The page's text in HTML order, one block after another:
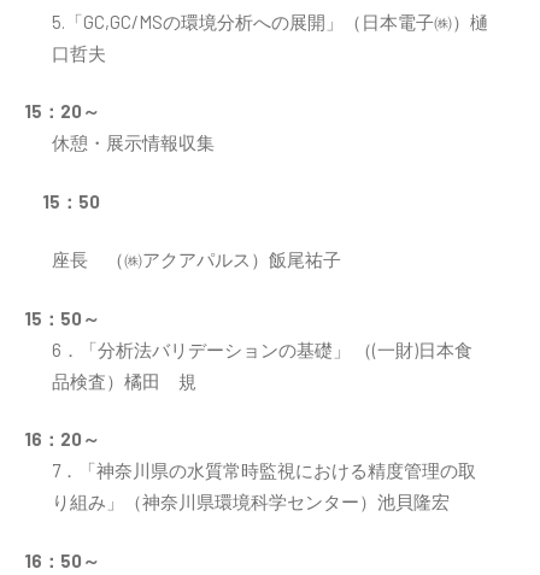
5.「GC,GC/MSの環境分析への展開」（日本電子㈱）樋
口哲夫
15：20～
休憩・展示情報収集
15：50
座長 （㈱アクアパルス）飯尾祐子
15：50～
6．「分析法バリデーションの基礎」 （(一財)日本食
品検査）橘田 規
16：20～
7．「神奈川県の水質常時監視における精度管理の取
り組み」（神奈川県環境科学センター）池貝隆宏
16：50～